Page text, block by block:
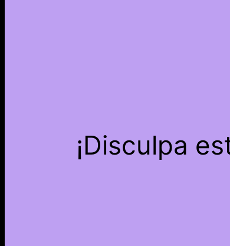
¡Disculpa